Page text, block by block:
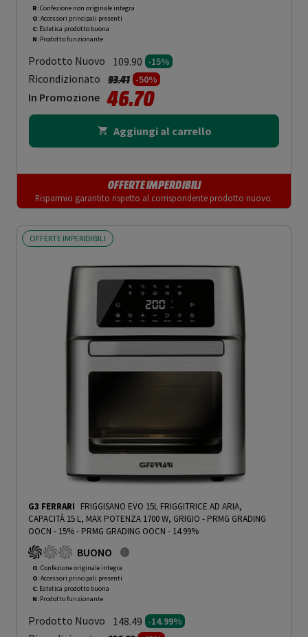
R: Confezione non originale integra
O: Accessori principali presenti
C: Estetica prodotto buona
N: Prodotto funzionante
Prodotto Nuovo 109.90 -15%
Ricondizionato Prezzo ridotto da
93.41a-50%
In Promozione 46.70
Aggiungi al carrello
OFFERTE IMPERDIBILI
Risparmio garantito rispetto al corrispondente prodotto nuovo.
OFFERTE IMPERIDIBILI
G3 FERRARI FRIGGISANO EVO 15L FRIGGITRICE AD ARIA,
CAPACITÀ 15 L, MAX POTENZA 1700 W, GRIGIO - PRMG GRADING
OOCN - 15%- PRMG GRADING OOCN - 14.99%
BUONO
O: Confezione originale integra
O: Accessori principali presenti
C: Estetica prodotto buona
N: Prodotto funzionante
Prodotto Nuovo 148.49 -14.99%